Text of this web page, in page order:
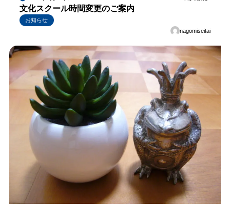
文化スクール時間変更のご案内
お知らせ
nagomiseitai